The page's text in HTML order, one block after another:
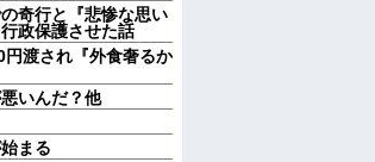
奇行と『悲惨な思い
政保護させた話
渡され『外食奢るか
いんだ？他
まる